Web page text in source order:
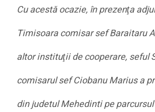
Cu acestă ocazie, în prezenţa
Timisoara comisar sef Baraitaru
altor instituţii de cooperare, seful
comisarul sef Ciobanu Marius a
din judetul Mehedinti pe